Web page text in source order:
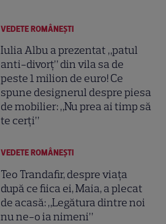
VEDETE ROMÂNEŞTI
Iulia Albu a prezentat „patul
anti-divorț” din vila sa de
peste 1 milion de euro! Ce
spune designerul despre piesa
de mobilier: „Nu prea ai timp să
te cerți”
VEDETE ROMÂNEŞTI
Teo Trandafir, despre viața
după ce fiica ei, Maia, a plecat
de acasă: „Legătura dintre noi
nu ne-o ia nimeni”